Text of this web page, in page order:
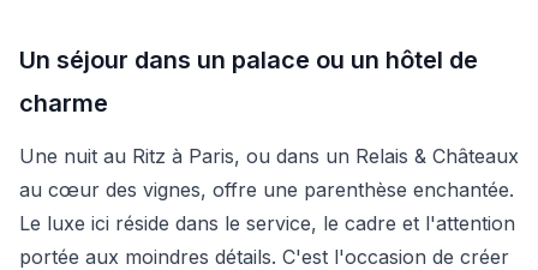
Un séjour dans un palace ou un hôtel de
charme
Une nuit au Ritz à Paris, ou dans un Relais & Châteaux
au cœur des vignes, offre une parenthèse enchantée.
Le luxe ici réside dans le service, le cadre et l'attention
portée aux moindres détails. C'est l'occasion de créer